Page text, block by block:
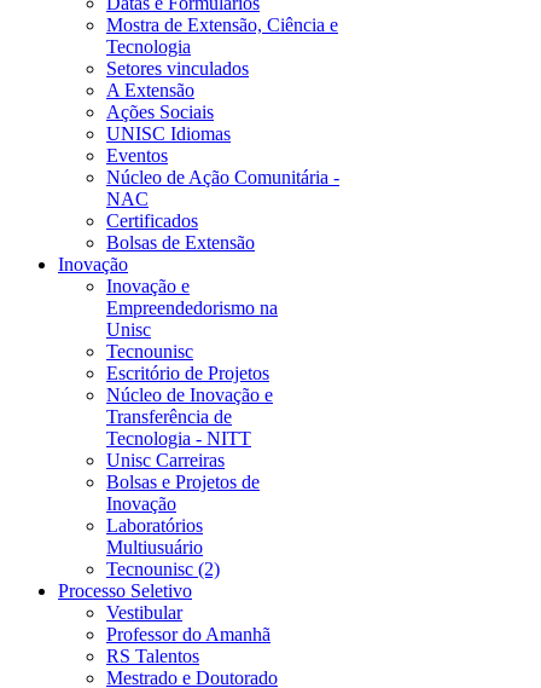
Mostra de Extensão, Ciência e
Tecnologia
Setores vinculados
A Extensão
Ações Sociais
UNISC Idiomas
Eventos
Núcleo de Ação Comunitária -
NAC
Certificados
Bolsas de Extensão
Inovação
Inovação e
Empreendedorismo na
Unisc
Tecnounisc
Escritório de Projetos
Núcleo de Inovação e
Transferência de
Tecnologia - NITT
Unisc Carreiras
Bolsas e Projetos de
Inovação
Laboratórios
Multiusuário
Tecnounisc (2)
Processo Seletivo
Vestibular
Professor do Amanhã
RS Talentos
Mestrado e Doutorado